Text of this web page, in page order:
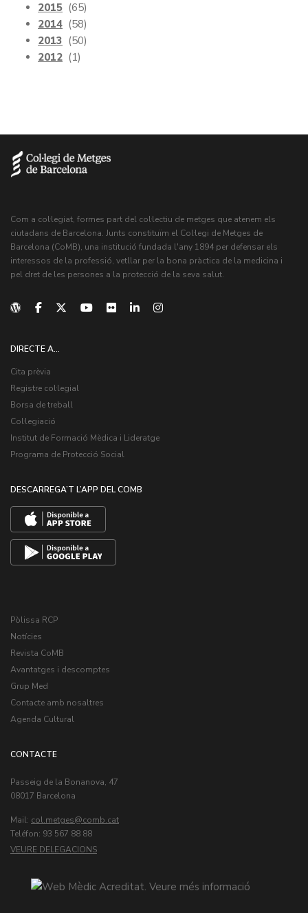
2015 (65)
2014 (58)
2013 (50)
2012 (1)
Com a col·legiat, formes part del col·lectiu de metges que atenem els
ciutadans de Barcelona. Junts constituïm el Col·legi de Metges de
Barcelona (CoMB), una institució fundada l'any 1894 per defensar els
interessos de la professió, vetllar per la bona pràctica de la medicina i
pel dret de les persones a la protecció de la seva salut.
DIRECTE A...
Cita prèvia
Registre col·legial
Borsa de treball
Col·legiació
Institut de Formació Mèdica i Lideratge
Programa de Protecció Social
DESCARREGA’T L’APP DEL COMB
Pòlissa RCP
Notícies
Revista CoMB
Avantatges i descomptes
Grup Med
Contacte amb nosaltres
Agenda Cultural
CONTACTE
Passeig de la Bonanova, 47
08017 Barcelona
Mail: col.metges
Teléfon: 93 567 88 88
VEURE DELEGACIONS